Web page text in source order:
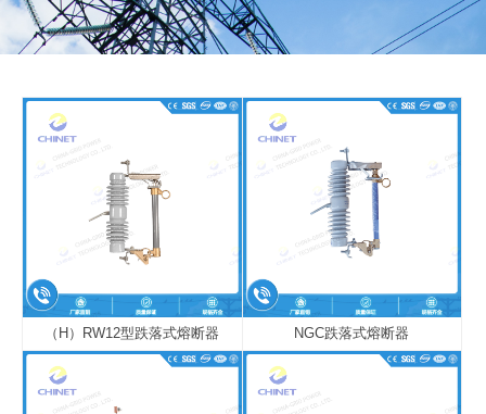
（H）RW12型跌落式熔断器 NGC跌落式熔断器